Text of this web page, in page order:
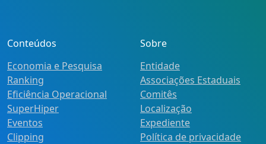
Conteúdos
Economia e Pesquisa
Ranking
Eficiência Operacional
SuperHiper
Eventos
Clipping
Sobre
Entidade
Associações Estaduais
Comitês
Localização
Expediente
Política de privacidade